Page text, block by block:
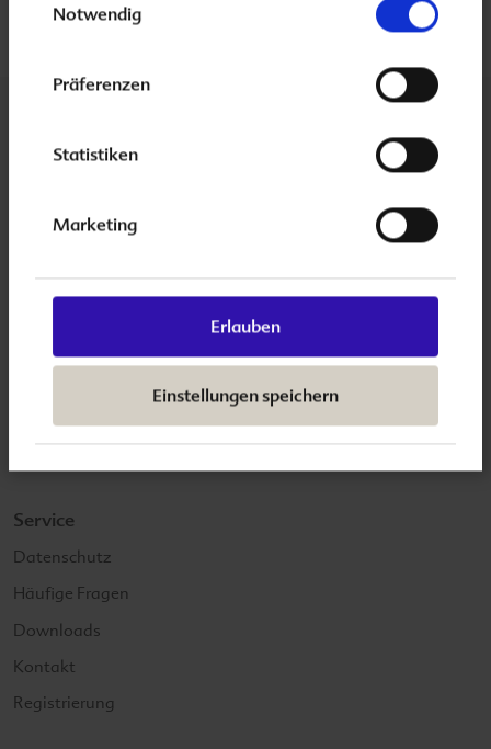
Notwendig
Präferenzen
Statistiken
Marketing
Erlauben
Einstellungen speichern
folplus.de
Informationen
International Support
Datenschutz
Service
Datenschutz
Häufige Fragen
Downloads
Kontakt
Registrierung